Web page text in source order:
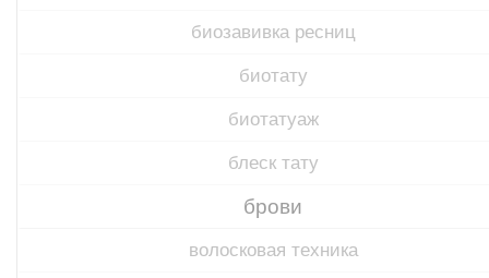
биозавивка ресниц
биотату
биотатуаж
блеск тату
брови
волосковая техника